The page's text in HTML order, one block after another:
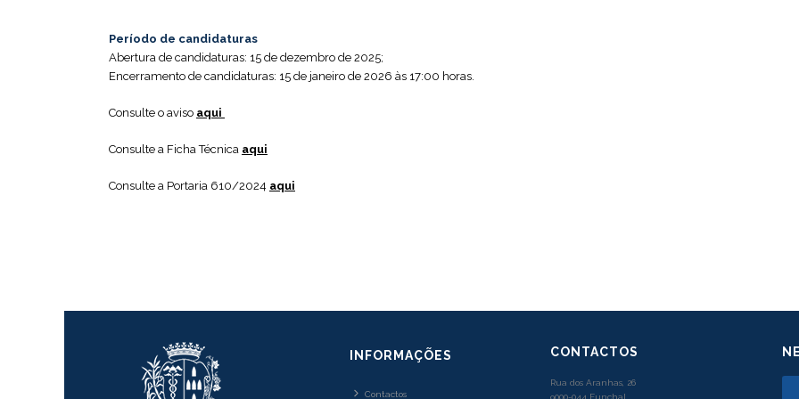
Período de candidaturas
Abertura de candidaturas: 15 de dezembro de 2025;
Encerramento de candidaturas: 15 de janeiro de 2026 às 17:00 horas.
Consulte o aviso aqui
Consulte a Ficha Técnica aqui
Consulte a Portaria 610/2024 aqui
INFORMAÇÕES
Contactos
CONTACTOS
Rua dos Aranhas, 26
9000-044 Funchal